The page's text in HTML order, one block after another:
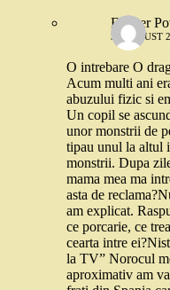
Flower
31 AUGUST
O intrebare O
Acum multi ani
abuzului fizic si
Un copil se
unor monstrii de
tipau unul la altul
monstrii. Dupa
mama mea ma
asta de
am explicat.
ce porcarie, ce
cearta intre
la TV” Norocul
aproximativ am